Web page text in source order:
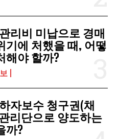
관리비 미납으로 경매
기에 처했을 때, 어떻
해야 할까?
자보수 청구권(채
리단으로 양도하는
까?